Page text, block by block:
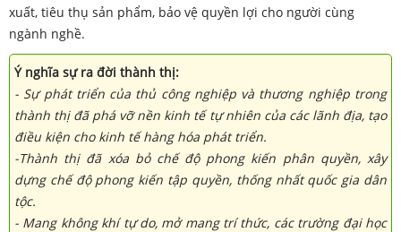
xuất, tiêu thụ sản phẩm, bảo vệ quyền lợi cho người cùng
ngành nghề.
Ý nghĩa sự ra đời thành thị:
- Sự phát triển của thủ công nghiệp và thương nghiệp trong
thành thị đã phá vỡ nền kinh tế tự nhiên của các lãnh địa, tạo
điều kiện cho kinh tế hàng hóa phát triển.
-Thành thị đã xóa bỏ chế độ phong kiến phân quyền, xây
dựng chế độ phong kiến tập quyền, thống nhất quốc gia dân
tộc.
- Mang không khí tự do, mở mang trí thức, các trường đại học